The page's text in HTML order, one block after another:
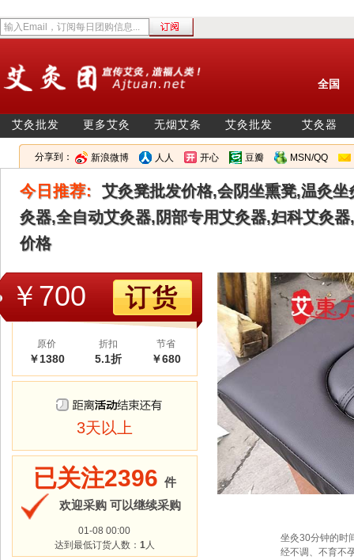
全国
艾灸批发 更多艾灸 无烟艾条 艾灸批发 艾灸器
分享到： 新浪微博 人人 开心 豆瓣 MSN/QQ
今日推荐:
艾灸凳批发价格,会阴坐熏凳,温灸
灸器,全自动艾灸器,阴部专用艾灸器,妇科艾灸
价格
￥700
原价 折扣 节省
￥1380 5.1折 ￥680
3天以上
已关注2396 件
欢迎采购 可以继续采购
01-08 00:00
达到最低订货人数： 1人
坐灸30分钟的时
经不调、不育不